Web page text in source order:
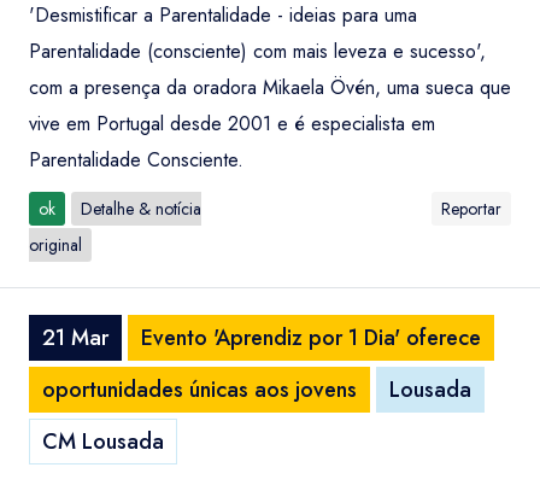
'Desmistificar a Parentalidade - ideias para uma
Parentalidade (consciente) com mais leveza e sucesso',
com a presença da oradora Mikaela Övén, uma sueca que
vive em Portugal desde 2001 e é especialista em
Parentalidade Consciente.
ok
Detalhe & notícia
original
Reportar
21 Mar
Evento 'Aprendiz por 1 Dia' oferece
oportunidades únicas aos jovens
Lousada
CM Lousada